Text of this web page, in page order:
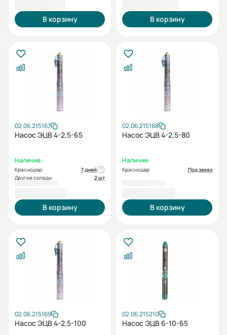
В корзину В корзину
02.06.215167
Насос ЭЦВ 4-2,5-65
Наличие:
Краснодар:
7 дней
Другие склады:
2 шт
В корзину
02.06.215168
Насос ЭЦВ 4-2,5-80
Наличие:
Краснодар: Под заказ
В корзину
02.06.215169
Насос ЭЦВ 4-2,5-100
02.06.215210
Насос ЭЦВ 6-10-65